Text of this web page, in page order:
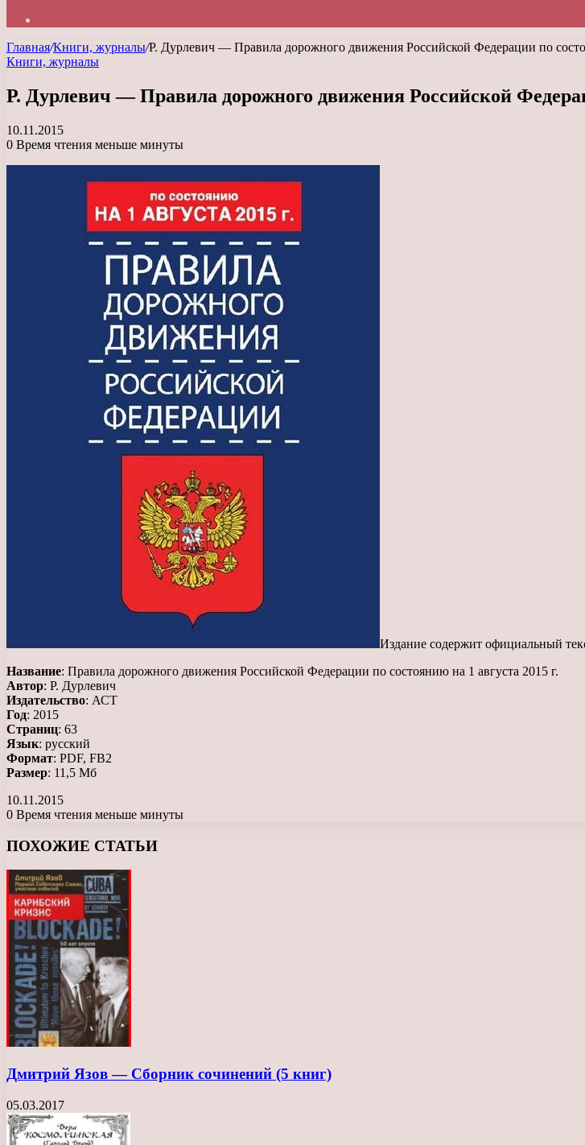
Главная/Книги, журналы/Р. Дурлевич — Правила дорожного движения Российской Федерации по
Книги, журналы
Р. Дурлевич — Правила дорожного движения Российской
10.11.2015
0 Время чтения меньше минуты
Издание содержит официальный
Название: Правила дорожного движения Российской Федерации по состоянию на 1 августа 2015 г.
Автор: Р. Дурлевич
Издательство: АСТ
Год: 2015
Страниц: 63
Язык: русский
Формат: PDF, FB2
Размер: 11,5 Мб
10.11.2015
0 Время чтения меньше минуты
ПОХОЖИЕ СТАТЬИ
Дмитрий Язов — Сборник сочинений (5 книг)
05.03.2017